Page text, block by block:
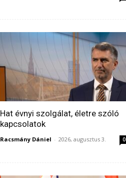
Hat évnyi szolgálat, életre szóló
kapcsolatok
Racsmány Dániel - 2026, augusztus 3. 0